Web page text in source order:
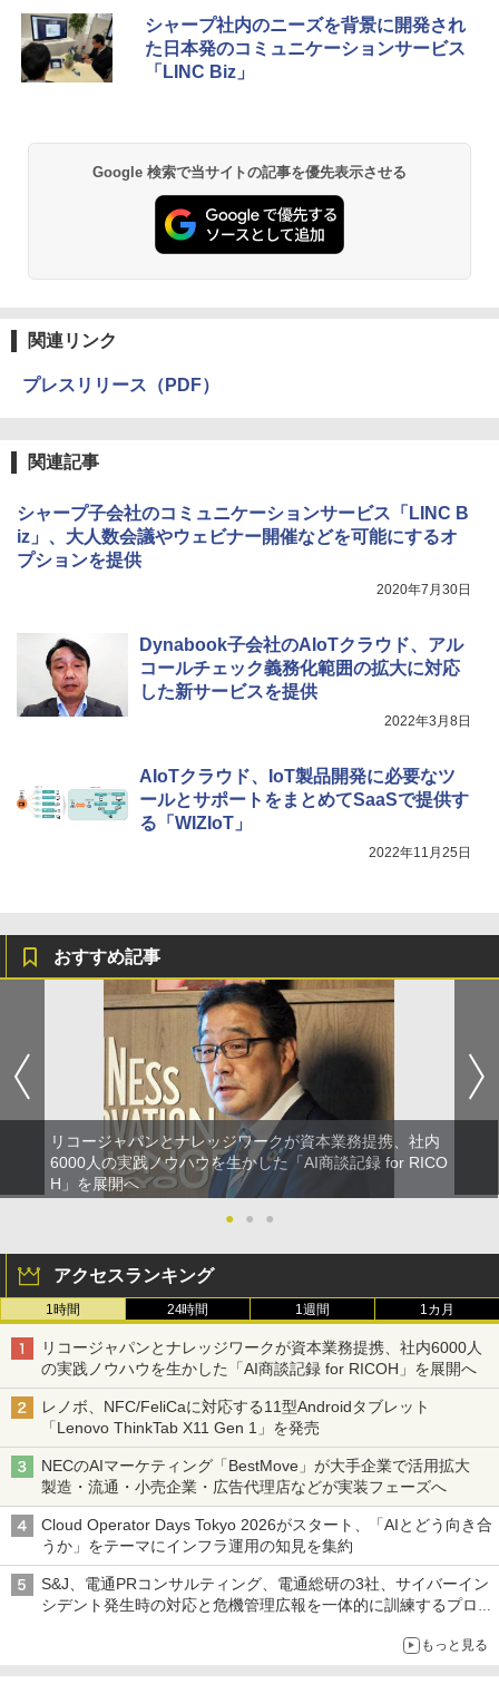
シャープ社内のニーズを背景に開発され
た日本発のコミュニケーションサービス
「LINC Biz」
Google 検索で当サイトの記事を優先表示させる
関連リンク
プレスリリース（PDF）
関連記事
シャープ子会社のコミュニケーションサービス「LINC B
iz」、大人数会議やウェビナー開催などを可能にするオ
プションを提供
2020年7月30日
Dynabook子会社のAIoTクラウド、アル
コールチェック義務化範囲の拡大に対応
した新サービスを提供
2022年3月8日
AIoTクラウド、IoT製品開発に必要なツ
ールとサポートをまとめてSaaSで提供す
る「WIZIoT」
2022年11月25日
おすすめ記事
リコージャパンとナレッジワークが資本業務提携、社内
6000人の実践ノウハウを生かした「AI商談記録 for RICO
H」を展開へ
●
● ●
アクセスランキング
1時間 24時間 1週間 1カ月
リコージャパンとナレッジワークが資本業務提携、社内6000人
の実践ノウハウを生かした「AI商談記録 for RICOH」を展開へ
レノボ、NFC/FeliCaに対応する11型Androidタブレット
「Lenovo ThinkTab X11 Gen 1」を発売
NECのAIマーケティング「BestMove」が大手企業で活用拡大
製造・流通・小売企業・広告代理店などが実装フェーズへ
Cloud Operator Days Tokyo 2026がスタート、「AIとどう向き合
うか」をテーマにインフラ運用の知見を集約
S&J、電通PRコンサルティング、電通総研の3社、サイバーイン
シデント発生時の対応と危機管理広報を一体的に訓練するプログ
もっと見る